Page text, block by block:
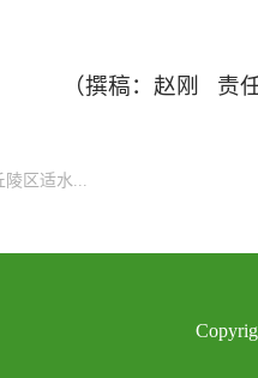
（撰稿：赵刚 责
区适水...